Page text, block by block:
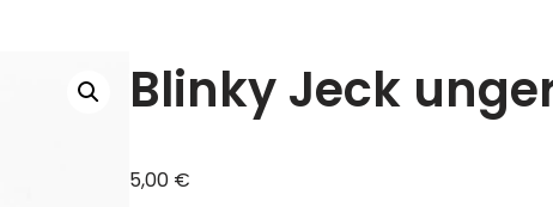
Blinky Jeck
5,00 €